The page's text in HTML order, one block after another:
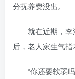
分抚养费没出。
就在近期，李
后，老人家生气指
“你还要软弱吗